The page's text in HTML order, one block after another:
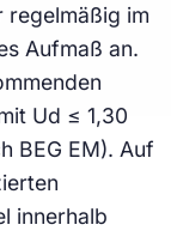
regelmäßig im
Aufmaß an.
Ud ≤ 1,30
BEG EM). Auf
innerhalb